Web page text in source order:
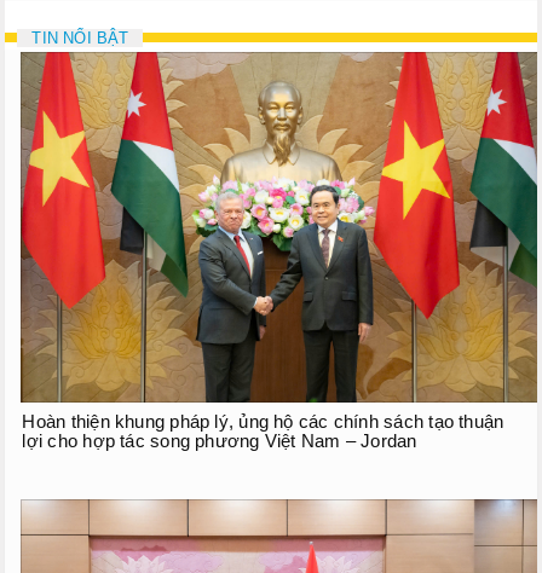
TIN NỔI BẬT
Hoàn thiện khung pháp lý, ủng hộ các chính sách tạo thuận
lợi cho hợp tác song phương Việt Nam – Jordan